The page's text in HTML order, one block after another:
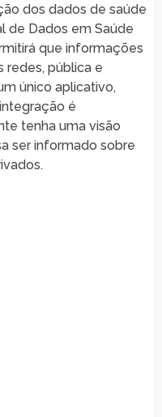
dos dados de saúde
de Dados em Saúde
que informações
redes, pública e
único aplicativo,
é
tenha uma visão
ser informado sobre